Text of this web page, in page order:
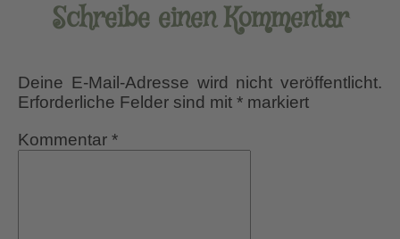
Schreibe einen Kommentar
Deine E-Mail-Adresse wird nicht veröffentlicht.
Erforderliche Felder sind mit * markiert
Kommentar *